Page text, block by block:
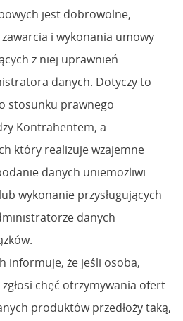
jest dobrowolne,
i wykonania umowy
z niej uprawnień
danych. Dotyczy to
stosunku prawnego
Kontrahentem, a
który realizuje wzajemne
danych uniemożliwi
wykonanie przysługujących
danych
informuje, że jeśli osoba,
chęć otrzymywania ofert
produktów przedłoży taką,